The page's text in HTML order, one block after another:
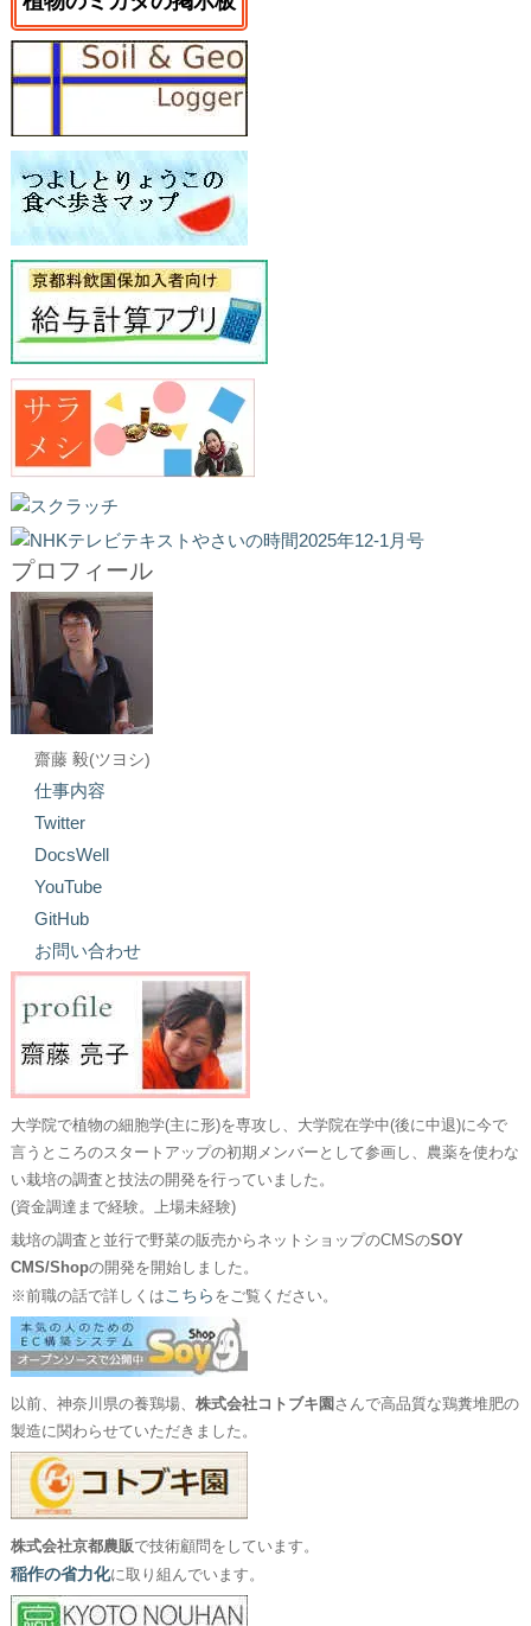
プロフィール
齋藤 毅(ツヨシ)
仕事内容
Twitter
DocsWell
YouTube
GitHub
お問い合わせ
大学院で植物の細胞学(主に形)を専攻し、大学院在学中(後に中退)に今で
言うところのスタートアップの初期メンバーとして参画し、農薬を使わな
い栽培の調査と技法の開発を行っていました。
(資金調達まで経験。上場未経験)
栽培の調査と並行で野菜の販売からネットショップのCMSのSOY
CMS/Shopの開発を開始しました。
※前職の話で詳しくは こちら をご覧ください。
以前、神奈川県の養鶏場、 株式会社コトブキ園 さんで高品質な鶏糞堆肥の
製造に関わらせていただきました。
株式会社京都農販で技術顧問をしています。
稲作の省力化に取り組んでいます。